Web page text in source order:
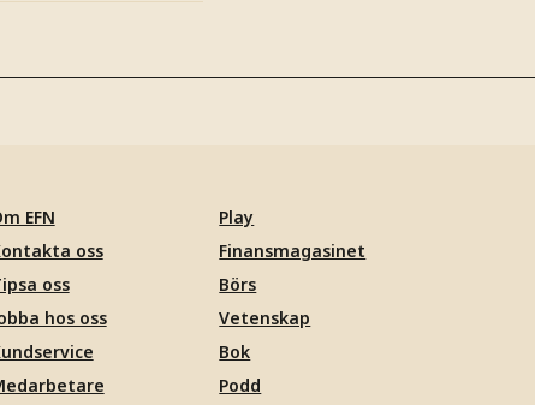
EFN
oss
oss
hos oss
Play
Finansmagasinet
Börs
Vetenskap
Bok
Podd